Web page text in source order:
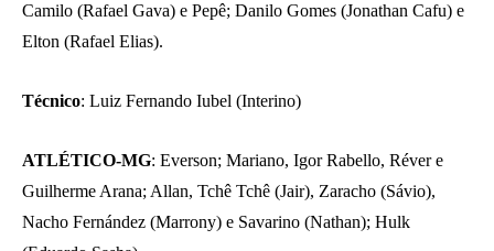
Camilo (Rafael Gava) e Pepê; Danilo Gomes (Jonathan Cafu) e
Elton (Rafael Elias).
Técnico: Luiz Fernando Iubel (Interino)
ATLÉTICO-MG: Everson; Mariano, Igor Rabello, Réver e
Guilherme Arana; Allan, Tchê Tchê (Jair), Zaracho (Sávio),
Nacho Fernández (Marrony) e Savarino (Nathan); Hulk